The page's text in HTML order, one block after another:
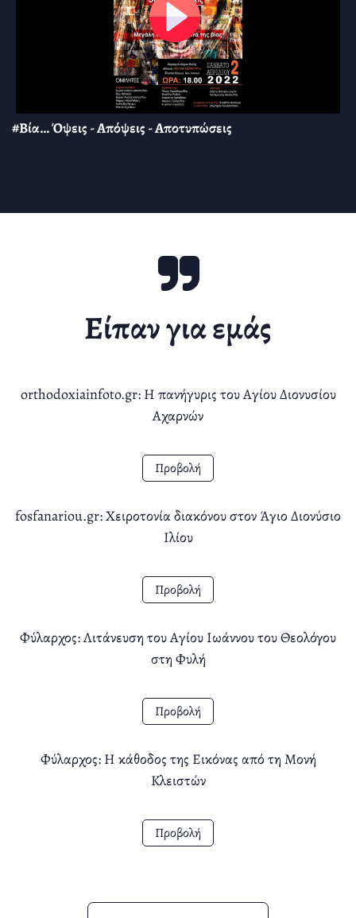
#Βία… Όψεις - Απόψεις - Αποτυπώσεις
Είπαν για εμάς
orthodoxiainfoto.gr: Η πανήγυρις του Αγίου Διονυσίου
Αχαρνών
Προβολή
fosfanariou.gr: Χειροτονία διακόνου στον Άγιο Διονύσιο
Ιλίου
Προβολή
Φύλαρχος: Λιτάνευση του Αγίου Ιωάννου του Θεολόγου
στη Φυλή
Προβολή
Φύλαρχος: Η κάθοδος της Εικόνας από τη Μονή
Κλειστών
Προβολή